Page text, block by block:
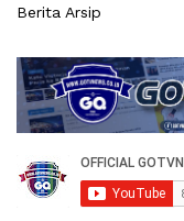
Berita Arsip